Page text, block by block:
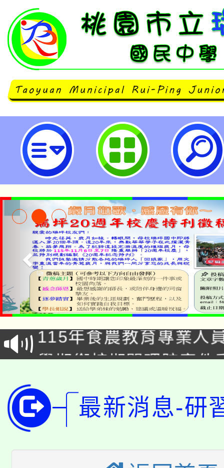
會稽國中辦理「親職教育講座-讓
自己」，歡迎參與。-桃園市立瑞
淨零綠生活教案入校路
會
115年食農教育專業人
程
學期銜接期間理賠案件
版
公告本校115學年度第
代理(課)教師甄選結果(
「2026金融保險知識
桃園市115學年度學生
最新消息-研